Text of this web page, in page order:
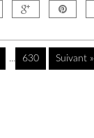
... 630 Suivant »